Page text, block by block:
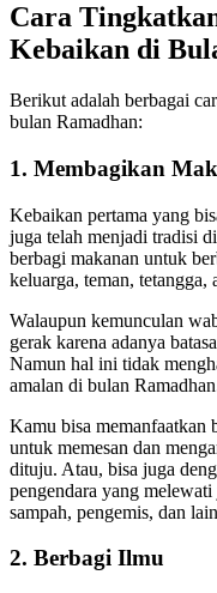
Cara
Kebaikan di
Berikut adalah berbagai
bulan Ramadhan:
1. Membagikan
Kebaikan pertama yang
juga telah menjadi tradisi
berbagi makanan untuk
keluarga, teman, tetangga,
Walaupun kemunculan
gerak karena adanya
Namun hal ini tidak
amalan di bulan
Kamu bisa memanfaatkan
untuk memesan dan
dituju. Atau, bisa juga
pengendara yang
sampah, pengemis, dan
2. Berbagi Ilmu